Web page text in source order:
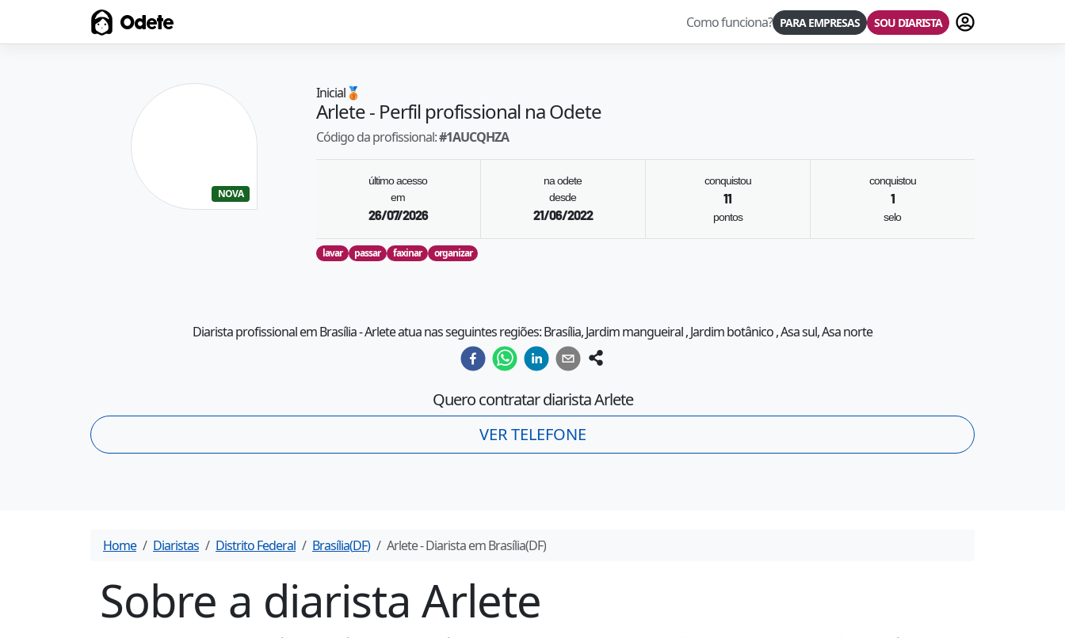
Odete Como funciona? PARA EMPRESAS SOU DIARISTA Fazer login
NOVA
Inicial🥉
Arlete- Perfil profissional na Odete
Código da profissional:#1AUCQHZA
último acesso
em
26/07/2026
na odete
desde
21/06/2022
conquistou
11
pontos
conquistou
1
selo
lavar passar faxinar organizar
Diarista profissional em Brasília - Arlete atua nas seguintes regiões: Brasília, Jardim mangueiral , Jardim botânico , Asa sul, Asa norte
Quero contratar diaristaArlete
VER TELEFONE
Home Diaristas Distrito Federal Brasília(DF) Arlete- Diarista emBrasília(DF)
Sobre a diarista Arlete